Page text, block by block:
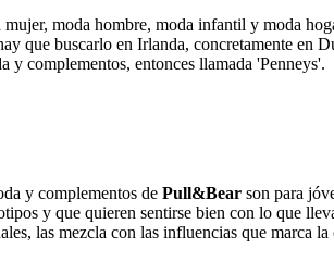
mujer, moda hombre, moda infantil y moda
que buscarlo en Irlanda, concretamente en
y complementos, entonces llamada 'Penneys'.
y complementos de Pull&Bear son para
y que quieren sentirse bien con lo que
las mezcla con las influencias que marca